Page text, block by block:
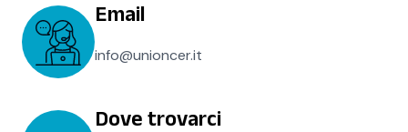
Email
info@unioncer.it
Dove trovarci